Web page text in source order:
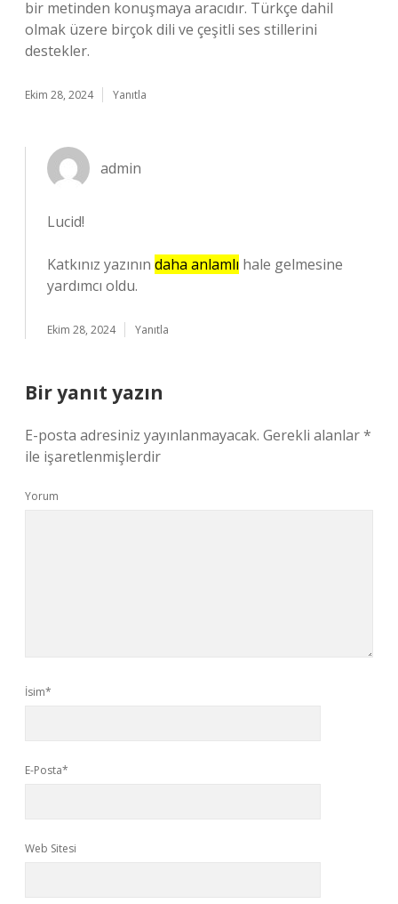
bir metinden konuşmaya aracıdır. Türkçe dahil
olmak üzere birçok dili ve çeşitli ses stillerini
destekler.
Ekim 28, 2024 Yanıtla
admin
Lucid!
Katkınız yazının daha anlamlı hale gelmesine
yardımcı oldu.
Ekim 28, 2024 Yanıtla
Bir yanıt yazın
E-posta adresiniz yayınlanmayacak. Gerekli alanlar*
ile işaretlenmişlerdir
Yorum
İsim*
E-Posta*
Web Sitesi